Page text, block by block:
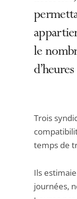
le
Trois
temps de
Ils
journées,